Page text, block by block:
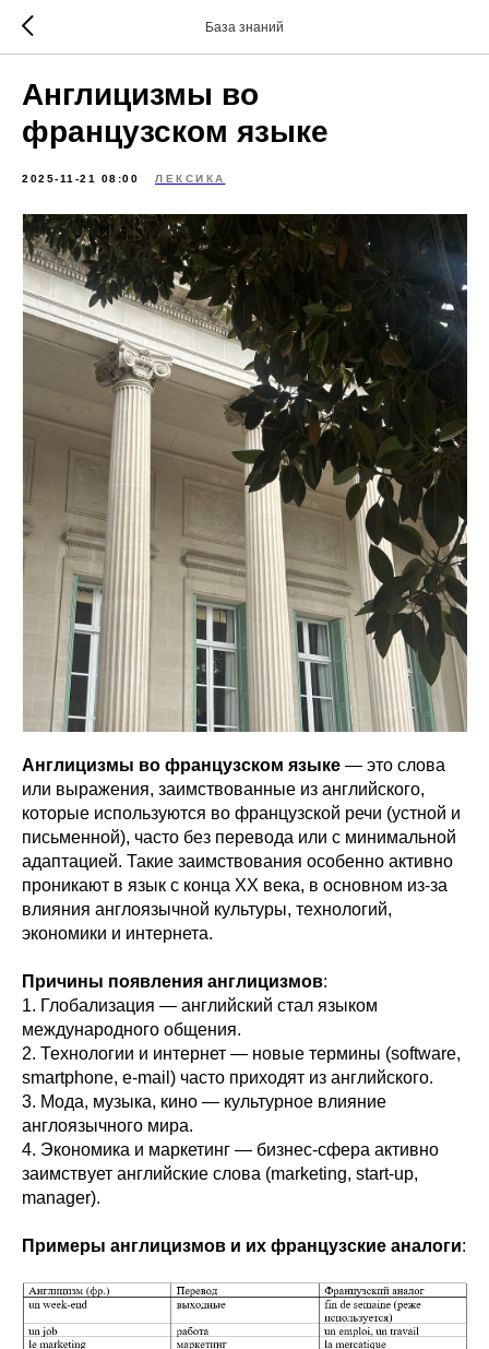
База знаний
Англицизмы во
французском языке
2025-11-21 08:00 ЛЕКСИКА
Англицизмы во французском языке — это слова
или выражения, заимствованные из английского,
которые используются во французской речи (устной и
письменной), часто без перевода или с минимальной
адаптацией. Такие заимствования особенно активно
проникают в язык с конца XX века, в основном из-за
влияния англоязычной культуры, технологий,
экономики и интернета.
Причины появления англицизмов:
1. Глобализация — английский стал языком
международного общения.
2. Технологии и интернет — новые термины (software,
smartphone, e-mail) часто приходят из английского.
3. Мода, музыка, кино — культурное влияние
англоязычного мира.
4. Экономика и маркетинг — бизнес-сфера активно
заимствует английские слова (marketing, start-up,
manager).
Примеры англицизмов и их французские аналоги: